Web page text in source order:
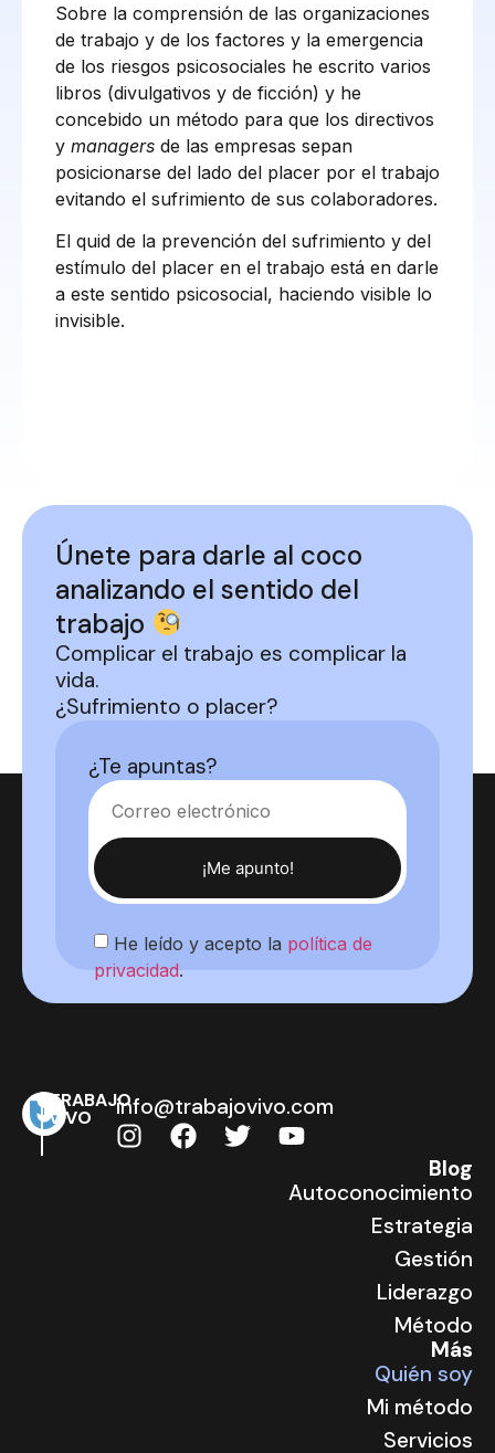
Sobre la comprensión de las organizaciones
de trabajo y de los factores y la emergencia
de los riesgos psicosociales he escrito varios
libros (divulgativos y de ficción) y he
concebido un método para que los directivos
y managers de las empresas sepan
posicionarse del lado del placer por el trabajo
evitando el sufrimiento de sus colaboradores.
El quid de la prevención del sufrimiento y del
estímulo del placer en el trabajo está en darle
a este sentido psicosocial, haciendo visible lo
invisible.
Únete para darle al coco
analizando el sentido del
trabajo
Complicar el trabajo es complicar la
vida.
¿Sufrimiento o placer?
¿Te apuntas?
He leído y acepto la política de
privacidad.
¡Me apunto!
TRABAJO
VIVO info@trabajovivo.com
Blog
Autoconocimiento
Estrategia
Gestión
Liderazgo
Método
Más
Quién soy
Mi método
Servicios